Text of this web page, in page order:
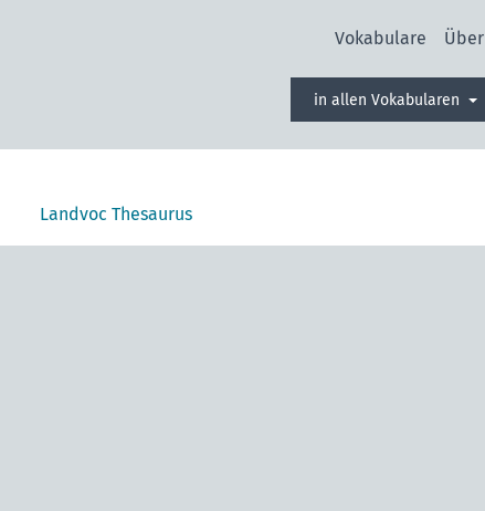
Vokabulare Über
in allen Vokabularen
Landvoc Thesaurus